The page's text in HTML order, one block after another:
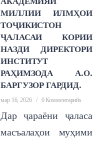
МИЛЛИИ ИЛМҲОИ
ТОҶИКИСТОН
ҶАЛАСАИ КОРИИ
НАЗДИ ДИРЕКТОРИ
ИНСТИТУТ
РАҲИМЗОДА А.О.
БАРГУЗОР ГАРДИД.
мар 16, 2026 / 0 Комментарийs
Дар ҷараёни ҷаласа
масъалаҳои муҳими